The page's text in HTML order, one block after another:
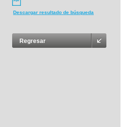
Descargar resultado de búsqueda
Regresar